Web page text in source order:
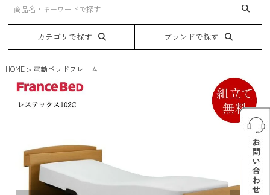
カテゴリで探す ブランドで探す
HOME 電動ベッドフレーム